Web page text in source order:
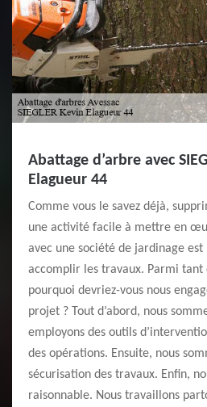
Abattage d’arbre avec
Elagueur 44
Comme vous le savez déjà,
une activité facile à mettre en
avec une société de jardinage
accomplir les travaux. Parmi tant
pourquoi devriez-vous nous
projet ? Tout d’abord, nous
employons des outils
des opérations. Ensuite, nous
sécurisation des travaux. Enfin,
raisonnable. Nous travaillons